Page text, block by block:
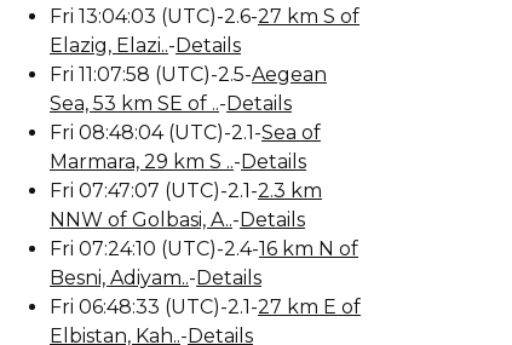
Fri 13:04:03 (UTC)-2.6-27 km S of
Elazig, Elazi..-Details
Fri 11:07:58 (UTC)-2.5-Aegean
Sea, 53 km SE of ..-Details
Fri 08:48:04 (UTC)-2.1-Sea of
Marmara, 29 km S ..-Details
Fri 07:47:07 (UTC)-2.1-2.3 km
NNW of Golbasi, A..-Details
Fri 07:24:10 (UTC)-2.4-16 km N of
Besni, Adiyam..-Details
Fri 06:48:33 (UTC)-2.1-27 km E of
Elbistan, Kah..-Details